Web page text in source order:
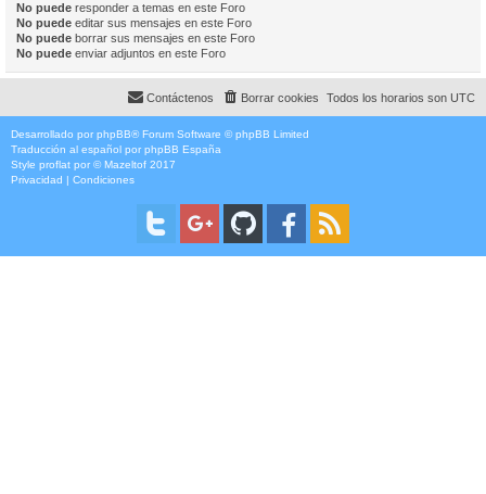
No puede responder a temas en este Foro
No puede editar sus mensajes en este Foro
No puede borrar sus mensajes en este Foro
No puede enviar adjuntos en este Foro
Todos los horarios son UTC
Borrar cookies
Contáctenos
Desarrollado por phpBB® Forum Software © phpBB Limited
Traducción al español por phpBB España
Style proflat por ©Mazeltof 2017
Privacidad | Condiciones